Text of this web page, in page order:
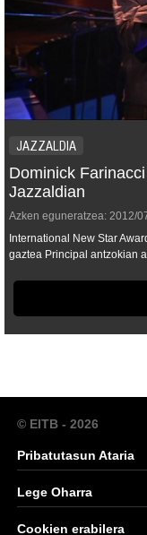
JAZZALDIA
Dominick
Jazzaldian
Azken eguneratzea: 2012/
International New Star
gaztea Principal antzokian
© EITB - 2026
Pribatutasun Ataria
Lege Oharra
Cookien erabilera